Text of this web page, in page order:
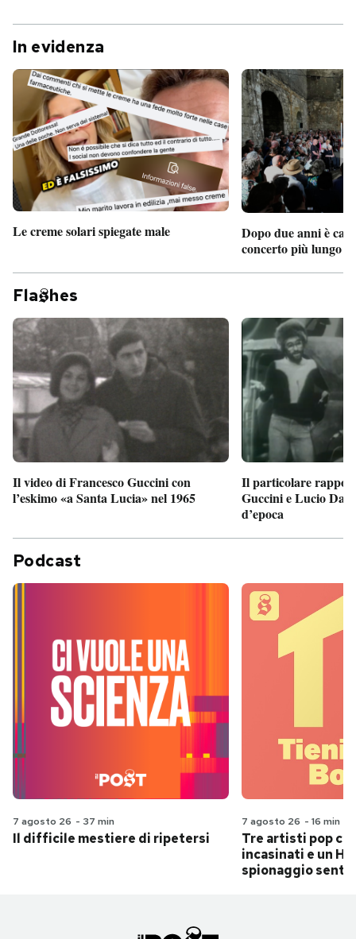
In evidenza
Le creme solari spiegate male
Dopo due anni è
concerto più lungo
Fla hes
Il video di Francesco Guccini con
l’eskimo «a Santa Lucia» nel 1965
Il particolare
Guccini e Lucio
d’epoca
Podcast
7 agosto 26 - 37 min
Il difficile mestiere di ripetersi
7 agosto 26 - 16 min
Tre artisti pop
incasinati e un
spionaggio